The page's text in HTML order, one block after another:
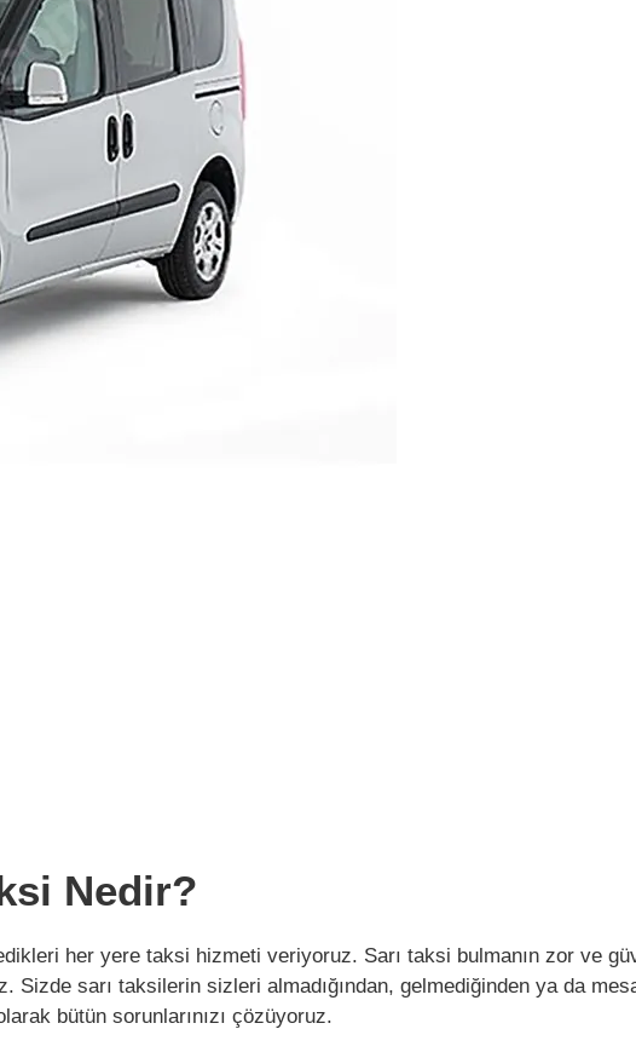
Nedir?
her yere taksi hizmeti veriyoruz. Sarı taksi bulmanın zor ve
sarı taksilerin sizleri almadığından, gelmediğinden ya da
bütün sorunlarınızı çözüyoruz.